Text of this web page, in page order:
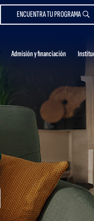
ENCUENTRA TU PROGRAMA
Admisión y financiación